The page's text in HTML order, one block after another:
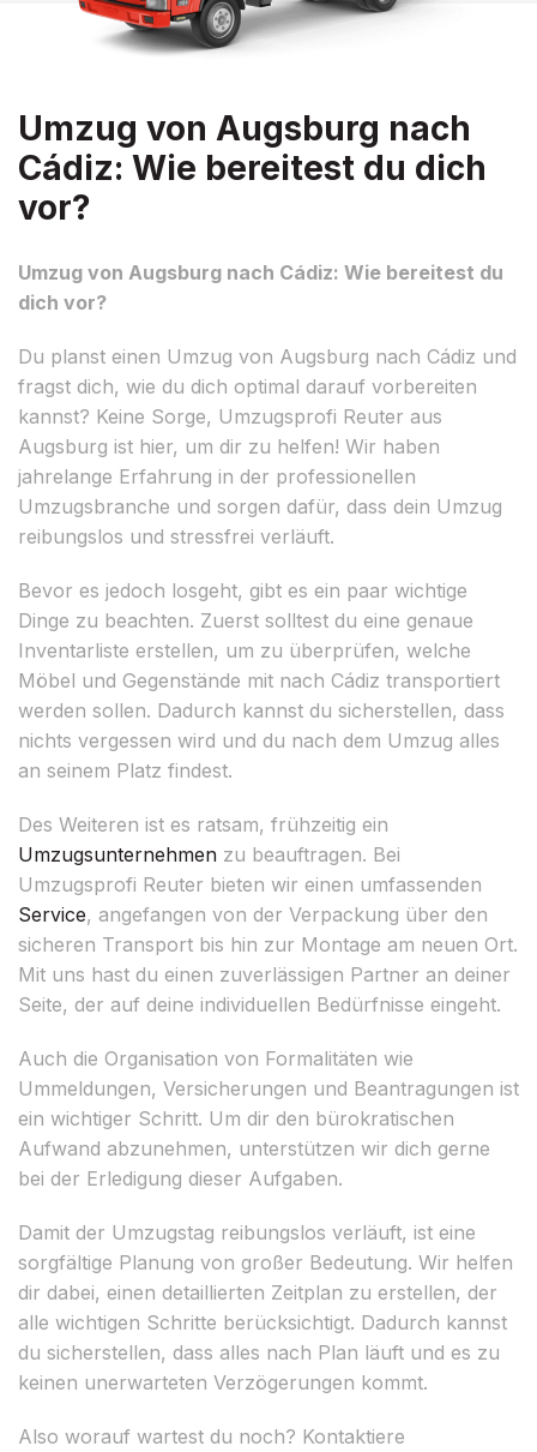
Umzug von Augsburg nach
Cádiz: Wie bereitest du dich
vor?
Umzug von Augsburg nach Cádiz: Wie bereitest du
dich vor?
Du planst einen Umzug von Augsburg nach Cádiz und
fragst dich, wie du dich optimal darauf vorbereiten
kannst? Keine Sorge, Umzugsprofi Reuter aus
Augsburg ist hier, um dir zu helfen! Wir haben
jahrelange Erfahrung in der professionellen
Umzugsbranche und sorgen dafür, dass dein Umzug
reibungslos und stressfrei verläuft.
Bevor es jedoch losgeht, gibt es ein paar wichtige
Dinge zu beachten. Zuerst solltest du eine genaue
Inventarliste erstellen, um zu überprüfen, welche
Möbel und Gegenstände mit nach Cádiz transportiert
werden sollen. Dadurch kannst du sicherstellen, dass
nichts vergessen wird und du nach dem Umzug alles
an seinem Platz findest.
Des Weiteren ist es ratsam, frühzeitig ein
Umzugsunternehmen zu beauftragen. Bei
Umzugsprofi Reuter bieten wir einen umfassenden
Service, angefangen von der Verpackung über den
sicheren Transport bis hin zur Montage am neuen Ort.
Mit uns hast du einen zuverlässigen Partner an deiner
Seite, der auf deine individuellen Bedürfnisse eingeht.
Auch die Organisation von Formalitäten wie
Ummeldungen, Versicherungen und Beantragungen ist
ein wichtiger Schritt. Um dir den bürokratischen
Aufwand abzunehmen, unterstützen wir dich gerne
bei der Erledigung dieser Aufgaben.
Damit der Umzugstag reibungslos verläuft, ist eine
sorgfältige Planung von großer Bedeutung. Wir helfen
dir dabei, einen detaillierten Zeitplan zu erstellen, der
alle wichtigen Schritte berücksichtigt. Dadurch kannst
du sicherstellen, dass alles nach Plan läuft und es zu
keinen unerwarteten Verzögerungen kommt.
Also worauf wartest du noch? Kontaktiere